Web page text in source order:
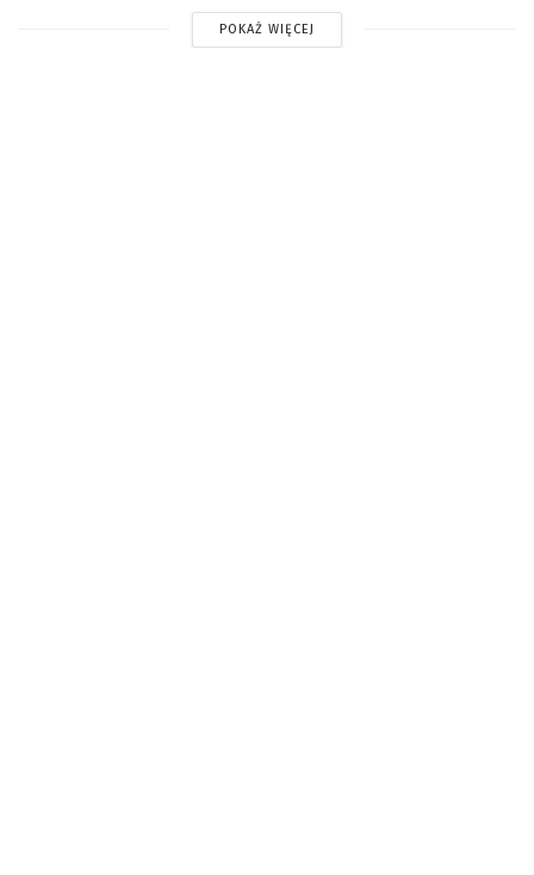
POKAŻ WIĘCEJ